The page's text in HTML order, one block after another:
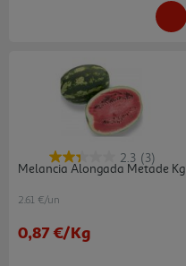
2.3 (3)
Melancia Alongada Metade Kg
2.61 €/un
0,87 €/Kg